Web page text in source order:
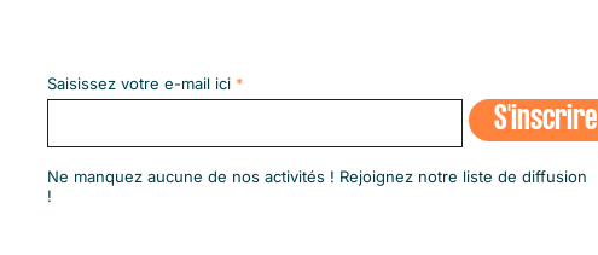
Saisissez votre e-mail ici
S'inscrire
​Ne manquez aucune de nos activités ! Rejoignez notre liste de diffusion
!